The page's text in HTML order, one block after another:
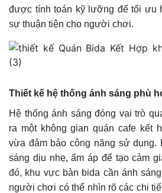
được tính toán kỹ lưỡng để tối ưu
sự thuận tiện cho người chơi.
Thiết kế hệ thống ánh sáng phù
Hệ thống ánh sáng đóng vai trò
ra một không gian quán cafe kết
vừa đảm bảo công năng sử dụng.
sáng dịu nhẹ, ấm áp để tạo cảm
đó, khu vực bàn bida cần ánh
người chơi có thể nhìn rõ các chi